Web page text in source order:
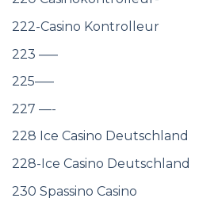
222-Casino Kontrolleur
223 —–
225—–
227 —-
228 Ice Casino Deutschland
228-Ice Casino Deutschland
230 Spassino Casino